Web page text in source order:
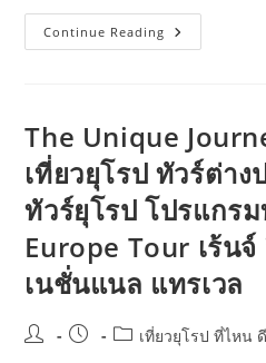
Continue Reading Dine
Like
Thailand
Eating
Places
Beloved
By
A-
Listers
Journey
The Unique
เที่ยวยุโรป ทัวร์ต่าง
ทัวร์ยุโรป โปรแกร
Europe Tour เร้นจ์
เนชั่นแนล แทรเวล
Post
Post
Postเที่ยวยุโรป ที่ไหน ดี